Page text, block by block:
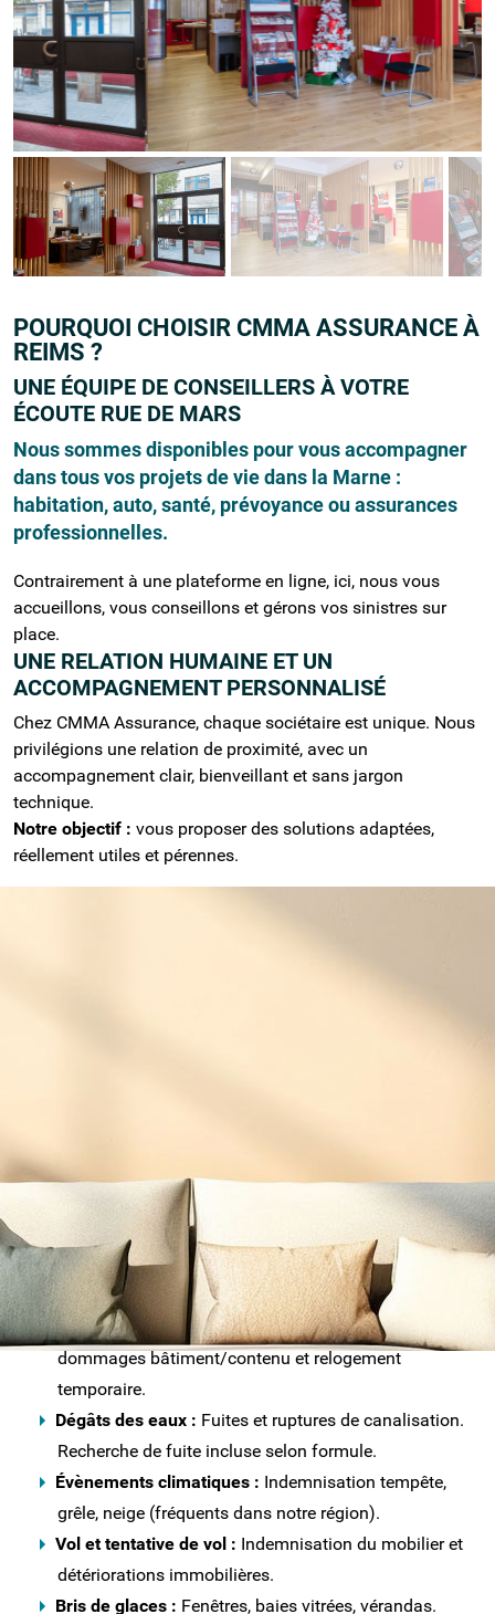
POURQUOI CHOISIR CMMA ASSURANCE À
REIMS ?
UNE ÉQUIPE DE CONSEILLERS À VOTRE
ÉCOUTE RUE DE MARS
Nous sommes disponibles pour vous accompagner
dans tous vos projets de vie dans la Marne :
habitation, auto, santé, prévoyance ou assurances
professionnelles.
Contrairement à une plateforme en ligne, ici, nous vous
accueillons, vous conseillons et gérons vos sinistres sur
place.
UNE RELATION HUMAINE ET UN
ACCOMPAGNEMENT PERSONNALISÉ
Chez CMMA Assurance, chaque sociétaire est unique. Nous
privilégions une relation de proximité, avec un
accompagnement clair, bienveillant et sans jargon
technique.
Notre objectif : vous proposer des solutions adaptées,
réellement utiles et pérennes.
adaptés à votre situation locale : propriétaire,
locataire, bailleur, occupant ou non occupant.
Vos garanties essentielles gérées en agence :
Incendie – Explosion – Foudre :Prise en charge
dommages bâtiment/contenu et relogement
temporaire.
Dégâts des eaux : Fuites et ruptures de canalisation.
Recherche de fuite incluse selon formule.
Évènements climatiques : Indemnisation tempête,
grêle, neige (fréquents dans notre région).
Vol et tentative de vol : Indemnisation du mobilier et
détériorations immobilières.
Bris de glaces : Fenêtres, baies vitrées, vérandas.